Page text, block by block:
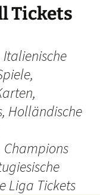
Tickets
Holländische
Champions
Liga Tickets